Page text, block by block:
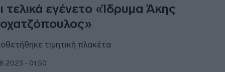
τελικά εγένετο «Ίδρυμα Άκης
τιμητική πλακέτα
- 01:50